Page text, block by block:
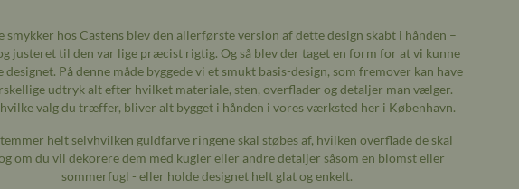
smykker hos Castens blev den allerførste version af dette design skabt i hånden –
justeret til den var lige præcist rigtig. Og så blev der taget en form for at vi kunne
designet. På denne måde byggede vi et smukt basis-design, som fremover kan have
udtryk alt efter hvilket materiale, sten, overflader og detaljer man vælger.
valg du træffer, bliver alt bygget i hånden i vores værksted her i København.
helt selvhvilken guldfarve ringene skal støbes af, hvilken overflade de skal
om du vil dekorere dem med kugler eller andre detaljer såsom en blomst eller
sommerfugl - eller holde designet helt glat og enkelt.